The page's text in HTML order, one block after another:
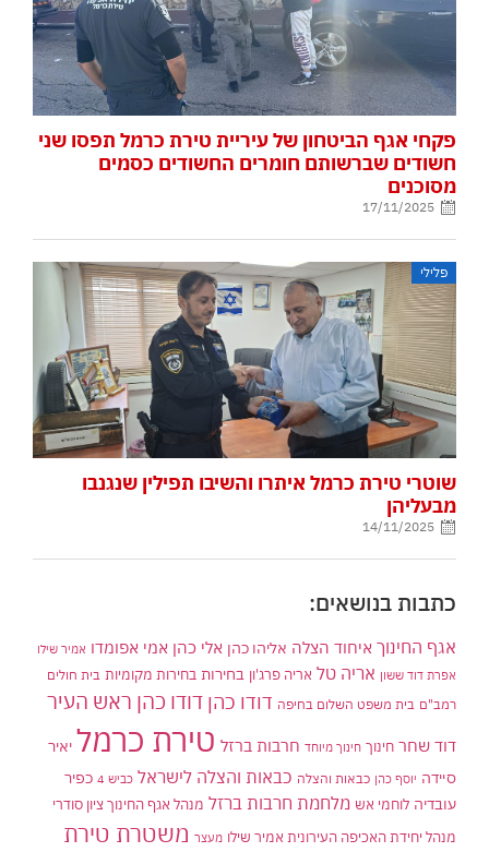
פקחי אגף הביטחון של עיריית טירת כרמל תפסו שני
חשודים שברשותם חומרים החשודים כסמים
מסוכנים
17/11/2025
פלילי
שוטרי טירת כרמל איתרו והשיבו תפילין שנגנבו
מבעליהן
14/11/2025
כתבות בנושאים:
אגף החינוך איחוד הצלה אליהו כהן אלי כהן אמי אפומדו אמיר שילו
אפרת דוד ששון אריה טל אריה פרג'ון בחירות בחירות מקומיות בית חולים
רמב"ם בית משפט השלום בחיפה דודו כהן דודו כהן ראש העיר
דוד שחר חינוך חינוך מיוחד חרבות ברזל טירת כרמל יאיר
סיידה יוסף כהן כבאות והצלה כבאות והצלה לישראל כביש 4
כפיר
עובדיה לוחמי אש מלחמת חרבות ברזל מנהל אגף החינוך ציון סודרי
מנהל יחידת האכיפה העירונית אמיר שילו מעצר משטרת טירת